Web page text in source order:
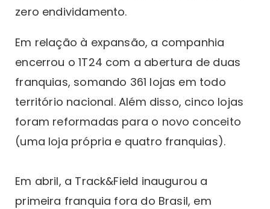
zero endividamento.
Em relação à expansão, a companhia
encerrou o 1T24 com a abertura de duas
franquias, somando 361 lojas em todo
território nacional. Além disso, cinco lojas
foram reformadas para o novo conceito
(uma loja própria e quatro franquias).
Em abril, a Track&Field inaugurou a
primeira franquia fora do Brasil, em